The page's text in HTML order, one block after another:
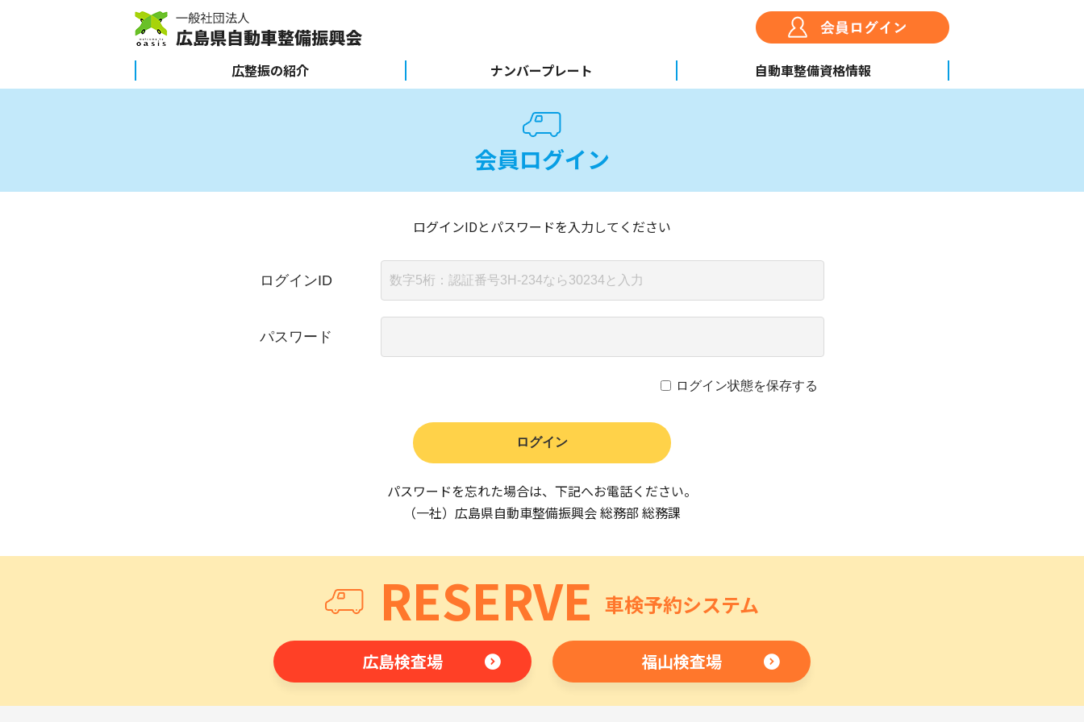
広整振の紹介 ナンバープレート 自動車整備資格情報
会員ログイン
ログインIDとパスワードを入力してください
ログインID
パスワード
ログイン状態を保存する
パスワードを忘れた場合は、下記へお電話ください。
（一社）広島県自動車整備振興会 総務部 総務課
RESERVE 車検予約システム
広島検査場 福山検査場